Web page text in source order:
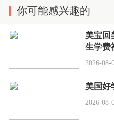
你可能感兴趣的
美宝回
生学费
2026-08-
美国好
2026-08-